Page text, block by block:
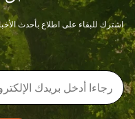
اشترك للبقاء على اطلاع بأحدث